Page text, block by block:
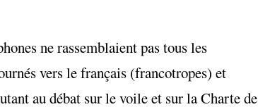
ne rassemblaient pas tous les
vers le français (francotropes) et
au débat sur le voile et sur la Charte de